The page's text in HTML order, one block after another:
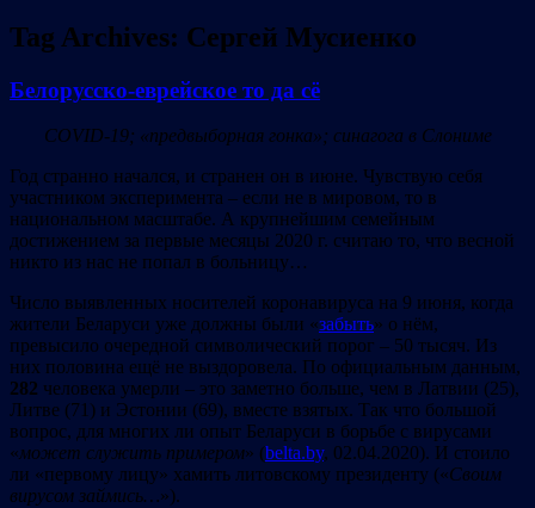
Tag Archives: Сергей Мусиенко
Белорусско-еврейское то да сё
COVID-19; «предвыборная гонка»; синагога в Слониме
Год странно начался, и странен он в июне. Чувствую себя
участником эксперимента – если не в мировом, то в
национальном масштабе. А крупнейшим семейным
достижением за первые месяцы 2020 г. считаю то, что весной
никто из нас не попал в больницу…
Число выявленных носителей коронавируса на 9 июня, когда
жители Беларуси уже должны были «забыть» о нём,
превысило очередной символический порог – 50 тысяч. Из
них половина ещё не выздоровела. По официальным данным,
282 человека умерли – это заметно больше, чем в Латвии (25),
Литве (71) и Эстонии (69), вместе взятых. Так что большой
вопрос, для многих ли опыт Беларуси в борьбе с вирусами
«может служить примером» (belta.by, 02.04.2020). И стоило
ли «первому лицу» хамить литовскому президенту («Своим
вирусом займись…»).